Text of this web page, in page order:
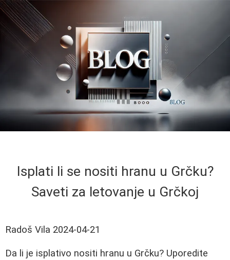
Isplati li se nositi hranu u Grčku?
Saveti za letovanje u Grčkoj
Radoš Vila 2024-04-21
Da li je isplativo nositi hranu u Grčku? Uporedite